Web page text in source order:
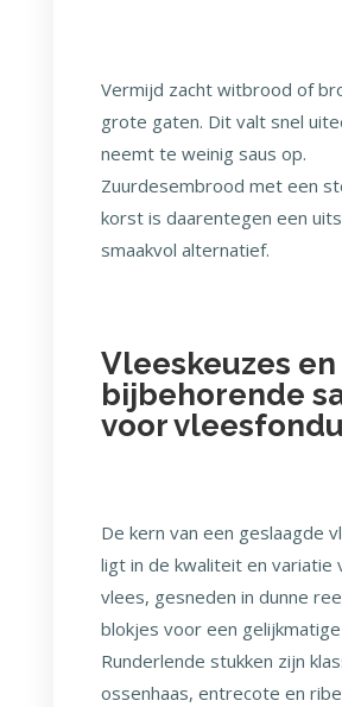
Vermijd zacht witbrood of
grote gaten. Dit valt snel
neemt te weinig saus op.
Zuurdesembrood met een
korst is daarentegen een
smaakvol alternatief.
Vleeskeuzes en
bijbehorende
voor
De kern van een geslaagde
ligt in de kwaliteit en variatie
vlees, gesneden in dunne
blokjes voor een
Runderlende stukken zijn
ossenhaas, entrecote en